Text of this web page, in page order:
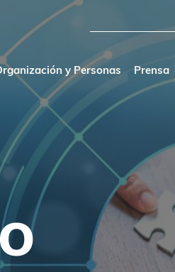
y Personas Prensa